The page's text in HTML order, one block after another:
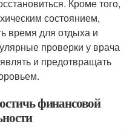
Кроме того,
состоянием,
время для отдыха и
проверки у врача
и предотвращать
финансовой